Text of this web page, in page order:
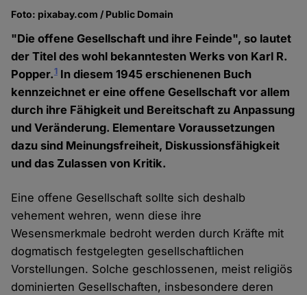
Foto: pixabay.com / Public Domain
"Die offene Gesellschaft und ihre Feinde", so lautet
der Titel des wohl bekanntesten Werks von Karl R.
Popper.1 In diesem 1945 erschienenen Buch
kennzeichnet er eine offene Gesellschaft vor allem
durch ihre Fähigkeit und Bereitschaft zu Anpassung
und Veränderung. Elementare Voraussetzungen
dazu sind Meinungsfreiheit, Diskussionsfähigkeit
und das Zulassen von Kritik.
Eine offene Gesellschaft sollte sich deshalb
vehement wehren, wenn diese ihre
Wesensmerkmale bedroht werden durch Kräfte mit
dogmatisch festgelegten gesellschaftlichen
Vorstellungen. Solche geschlossenen, meist religiös
dominierten Gesellschaften, insbesondere deren